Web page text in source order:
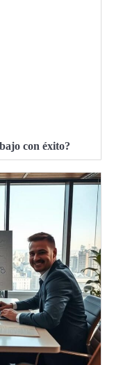
con éxito?